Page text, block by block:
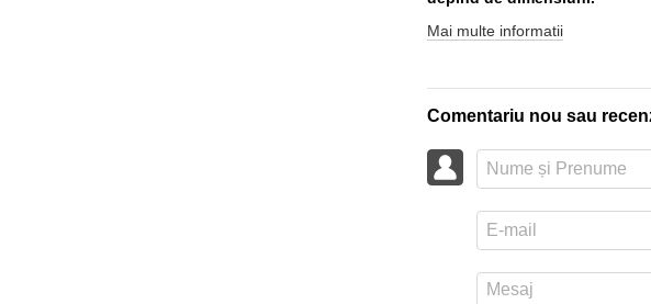
Mai multe informatii
Comentariu nou sau